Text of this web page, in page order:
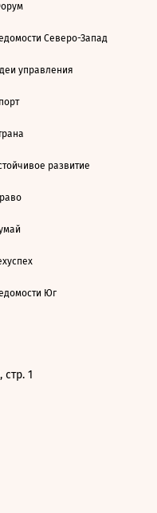
Северо-Запад
управления
развитие
Юг
стр. 1